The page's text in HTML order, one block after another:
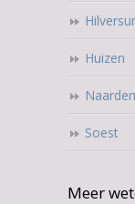
Huizen
Naarden
Soest
Meer